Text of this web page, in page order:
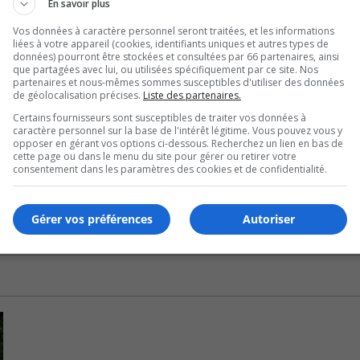
en ce qui a trait à la gestion des matières
de collecte n’était pas optimal.
avait été effectué et devrait être mis en vigueur lors des
lieu qu’une semaine sur deux à partir d’avril 2021.
En savoir plus
Vos données à caractère personnel seront traitées, et les informations
liées à votre appareil (cookies, identifiants uniques et autres types de
données) pourront être stockées et consultées par 66 partenaires, ainsi
que partagées avec lui, ou utilisées spécifiquement par ce site. Nos
partenaires et nous-mêmes sommes susceptibles d'utiliser des données
de géolocalisation précises. Liste des partenaires.
Certains fournisseurs sont susceptibles de traiter vos données à
caractère personnel sur la base de l'intérêt légitime. Vous pouvez vous y
opposer en gérant vos options ci-dessous. Recherchez un lien en bas de
cette page ou dans le menu du site pour gérer ou retirer votre
consentement dans les paramètres des cookies et de confidentialité.
Autoriser
Gérer vos préférences